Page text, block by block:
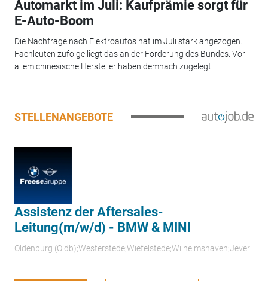
Automarkt im Juli: Kaufprämie sorgt für
E-Auto-Boom
Die Nachfrage nach Elektroautos hat im Juli stark angezogen.
Fachleuten zufolge liegt das an der Förderung des Bundes. Vor
allem chinesische Hersteller haben demnach zugelegt.
STELLENANGEBOTE
Assistenz der Aftersales-
Leitung(m/w/d) - BMW & MINI
Oldenburg (Oldb);Westerstede;Wiefelstede;Wilhelmshaven;Jever